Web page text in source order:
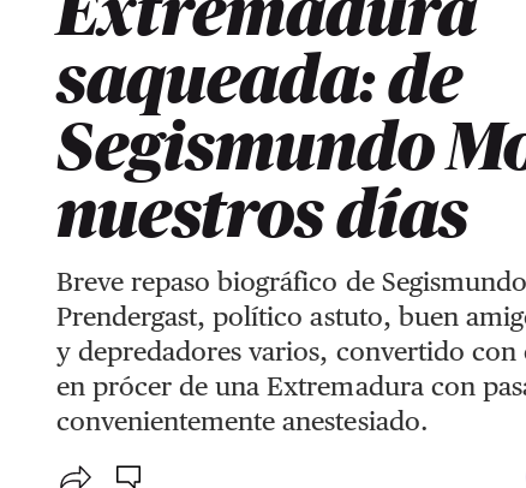
Extremadura
saqueada: de
Segismundo
nuestros días
Breve repaso biográfico de
Prendergast, político astuto, buen
y depredadores varios, convertido con
en prócer de una Extremadura con
convenientemente anestesiado.